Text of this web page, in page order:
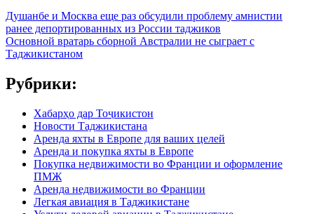
Душанбе и Москва еще раз обсудили проблему амнистии
ранее депортированных из России таджиков
Основной вратарь сборной Австралии не сыграет с
Таджикистаном
Рубрики:
Хабарҳо дар Тоҷикистон
Новости Таджикистана
Аренда яхты в Европе для ваших целей
Аренда и покупка яхты в Европе
Покупка недвижимости во Франции и оформление
ПМЖ
Аренда недвижимости во Франции
Легкая авиация в Таджикистане